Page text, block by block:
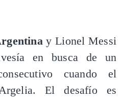
y Lionel Messi
en busca de un
cuando el
El desafío es